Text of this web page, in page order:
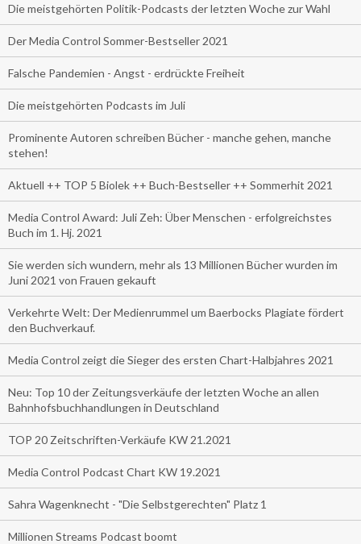
Die meistgehörten Politik-Podcasts der letzten Woche zur Wahl
Der Media Control Sommer-Bestseller 2021
Falsche Pandemien - Angst - erdrückte Freiheit
Die meistgehörten Podcasts im Juli
Prominente Autoren schreiben Bücher - manche gehen, manche
stehen!
Aktuell ++ TOP 5 Biolek ++ Buch-Bestseller ++ Sommerhit 2021
Media Control Award: Juli Zeh: Über Menschen - erfolgreichstes
Buch im 1. Hj. 2021
Sie werden sich wundern, mehr als 13 Millionen Bücher wurden im
Juni 2021 von Frauen gekauft
Verkehrte Welt: Der Medienrummel um Baerbocks Plagiate fördert
den Buchverkauf.
Media Control zeigt die Sieger des ersten Chart-Halbjahres 2021
Neu: Top 10 der Zeitungsverkäufe der letzten Woche an allen
Bahnhofsbuchhandlungen in Deutschland
TOP 20 Zeitschriften-Verkäufe KW 21.2021
Media Control Podcast Chart KW 19.2021
Sahra Wagenknecht - "Die Selbstgerechten" Platz 1
Millionen Streams Podcast boomt